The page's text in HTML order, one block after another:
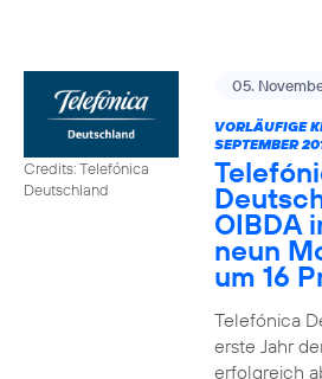
Credits: Telefónica
Deutschland
05.
VORLÄUFIGE
SEPTEMBER
OIBDA
neun
um 16
Telefónica
erste Jahr
erfolgreich